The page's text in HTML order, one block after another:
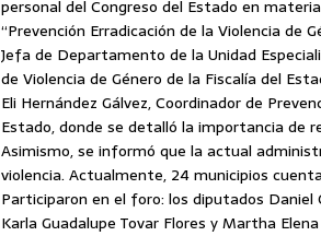
personal del Congreso del Estado en
“Prevención Erradicación de la Violencia de
Jefa de Departamento de la Unidad
de Violencia de Género de la Fiscalía del
Eli Hernández Gálvez, Coordinador de
Estado, donde se detalló la importancia de
Asimismo, se informó que la actual
violencia. Actualmente, 24 municipios
Participaron en el foro: los diputados Daniel
Karla Guadalupe Tovar Flores y Martha